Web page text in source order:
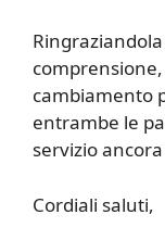
cambiamento
entrambe le
servizio
Cordiali saluti,